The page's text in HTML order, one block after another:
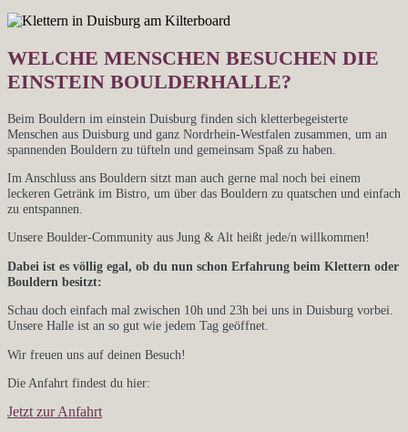
WELCHE MENSCHEN BESUCHEN DIE
EINSTEIN BOULDERHALLE?
Beim Bouldern im einstein Duisburg finden sich kletterbegeisterte
Menschen aus Duisburg und ganz Nordrhein-Westfalen zusammen, um an
spannenden Bouldern zu tüfteln und gemeinsam Spaß zu haben.
Im Anschluss ans Bouldern sitzt man auch gerne mal noch bei einem
leckeren Getränk im Bistro, um über das Bouldern zu quatschen und einfach
zu entspannen.
Unsere Boulder-Community aus Jung & Alt heißt jede/n willkommen!
Dabei ist es völlig egal, ob du nun schon Erfahrung beim Klettern oder
Bouldern besitzt:
Schau doch einfach mal zwischen 10h und 23h bei uns in Duisburg vorbei.
Unsere Halle ist an so gut wie jedem Tag geöffnet.
Wir freuen uns auf deinen Besuch!
Die Anfahrt findest du hier:
Jetzt zur Anfahrt